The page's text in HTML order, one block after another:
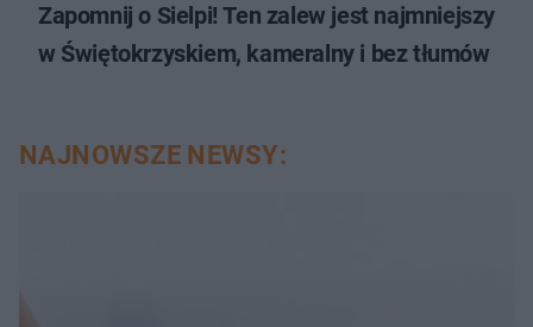
Zapomnij o Sielpi! Ten zalew jest najmniejszy
w Świętokrzyskiem, kameralny i bez tłumów
NAJNOWSZE NEWSY: